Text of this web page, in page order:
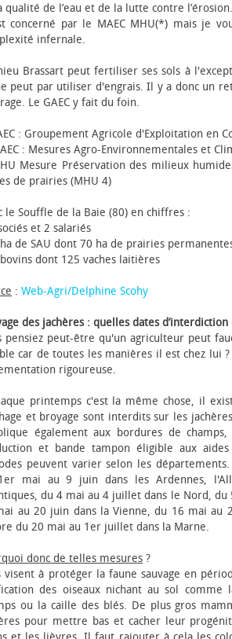
qualité de l’eau et de la lutte contre l’érosion.
concerné par le MAEC MHU(*) mais je
infernale.
Brassart peut fertiliser ses sols à
peut par utiliser d'engrais. Il y a donc un
Le GAEC y fait du foin.
: Groupement Agricole d'Exploitation en
: Mesures Agro-Environnementales et
Mesure Préservation des milieux
de prairies (MHU 4)
le Souffle de la Baie (80) en chiffres :
et 2 salariés
de SAU dont 70 ha de prairies
dont 125 vaches laitières
: Web-Agri/Delphine Scohy
des jachères : quelles dates d’interdiction
pensiez peut-être qu'un agriculteur peut
car de toutes les manières il est chez lui
rigoureuse.
printemps c'est la même chose, il
et broyage sont interdits sur les
également aux bordures de
et bande tampon éligible aux
peuvent varier selon les
mai au 9 juin dans les Ardennes,
du 4 mai au 4 juillet dans le Nord, du
au 20 juin dans la Vienne, du 16 mai au
du 20 mai au 1er juillet dans la Marne.
donc de telles mesures ?
visent à protéger la faune sauvage en
des oiseaux nichant au sol
ou la caille des blés. De plus gros
pour mettre bas et cacher leur